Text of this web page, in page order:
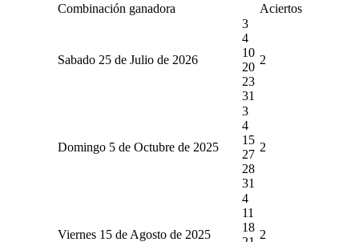
Combinación ganadora Aciertos
Sabado 25 de Julio de 2026
3
4
10
20
23
31
2
Domingo 5 de Octubre de 2025
3
4
15
27
28
31
2
Viernes 15 de Agosto de 2025
4
11
18
2